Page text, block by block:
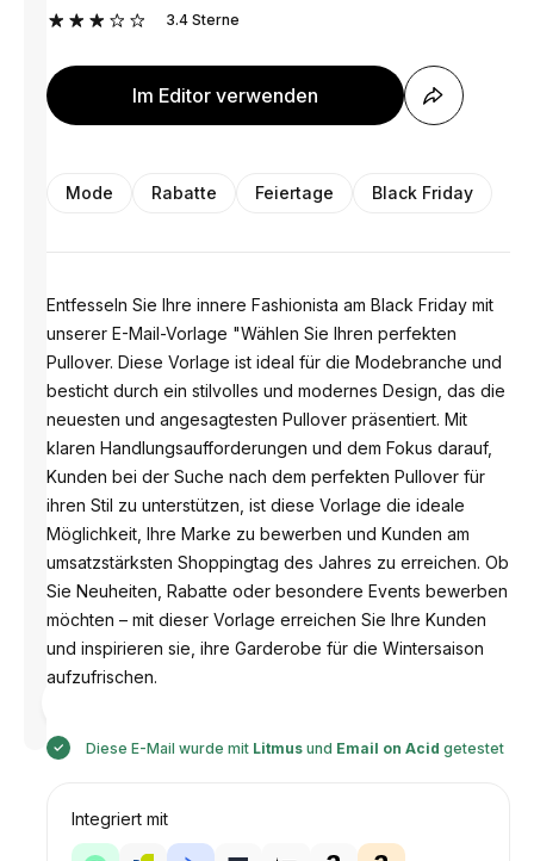
Entworfen
3.4Sterne
Im Editor verwenden
Mode Rabatte Feiertage Black Friday
Entfesseln Sie Ihre innere Fashionista am Black Friday mit
unserer E-Mail-Vorlage "Wählen Sie Ihren perfekten
Pullover. Diese Vorlage ist ideal für die Modebranche und
besticht durch ein stilvolles und modernes Design, das die
neuesten und angesagtesten Pullover präsentiert. Mit
klaren Handlungsaufforderungen und dem Fokus darauf,
Kunden bei der Suche nach dem perfekten Pullover für
ihren Stil zu unterstützen, ist diese Vorlage die ideale
Möglichkeit, Ihre Marke zu bewerben und Kunden am
umsatzstärksten Shoppingtag des Jahres zu erreichen. Ob
Sie Neuheiten, Rabatte oder besondere Events bewerben
möchten – mit dieser Vorlage erreichen Sie Ihre Kunden
und inspirieren sie, ihre Garderobe für die Wintersaison
aufzufrischen.
Diese E-Mail wurde mit Litmusund Email on Acid getestet
Integriert mit